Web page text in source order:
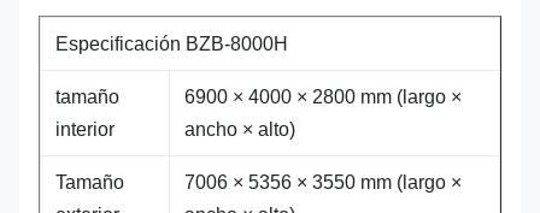
Especificación BZB-8000H
tamaño
interior
6900 × 4000 × 2800 mm (largo ×
ancho × alto)
Tamaño
7006 × 5356 × 3550 mm (largo ×